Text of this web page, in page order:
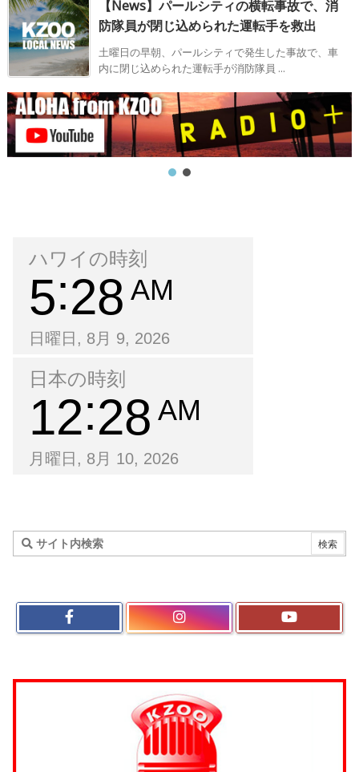
【News】パールシティの横転事故で、消
防隊員が閉じ込められた運転手を救出
土曜日の早朝、パールシティで発生した事故で、車
内に閉じ込められた運転手が消防隊員 ...
ハワイの時刻
5 28 AM
日曜日, 8月 9, 2026
日本の時刻
12 28 AM
月曜日, 8月 10, 2026